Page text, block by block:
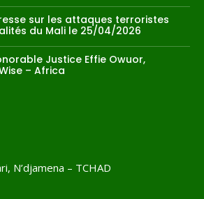
sur les attaques terroristes
du Mali le 25/04/2026
Justice Effie Owuor,
– Africa
N’djamena – TCHAD